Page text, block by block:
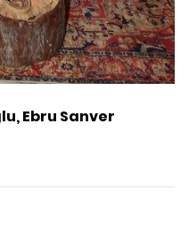
Ebru Sanver